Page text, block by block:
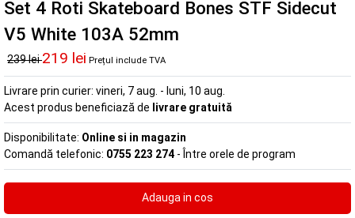
Set 4 Roti Skateboard Bones STF Sidecut
V5 White 103A 52mm
239 lei219 lei Prețul include TVA
Livrare prin curier: vineri, 7 aug. - luni, 10 aug.
Acest produs beneficiază de livrare gratuită
Disponibilitate: Online si in magazin
Comandă telefonic: 0755 223 274 - Între orele de program